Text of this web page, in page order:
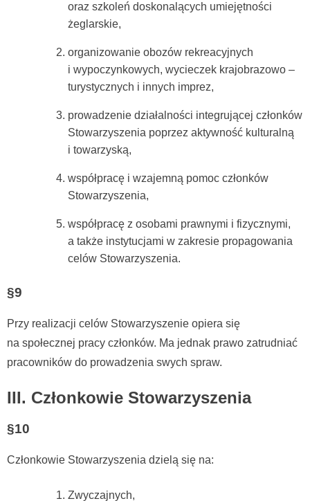
oraz szkoleń doskonalących umiejętności
żeglarskie,
organizowanie obozów rekreacyjnych
i wypoczynkowych, wycieczek krajobrazowo –
turystycznych i innych imprez,
prowadzenie działalności integrującej członków
Stowarzyszenia poprzez aktywność kulturalną
i towarzyską,
współpracę i wzajemną pomoc członków
Stowarzyszenia,
współpracę z osobami prawnymi i fizycznymi,
a także instytucjami w zakresie propagowania
celów Stowarzyszenia.
§9
Przy realizacji celów Stowarzyszenie opiera się
na społecznej pracy członków. Ma jednak prawo zatrudniać
pracowników do prowadzenia swych spraw.
III. Członkowie Stowarzyszenia
§10
Członkowie Stowarzyszenia dzielą się na:
Zwyczajnych,